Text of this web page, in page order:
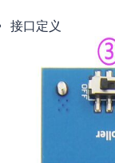
接口定义